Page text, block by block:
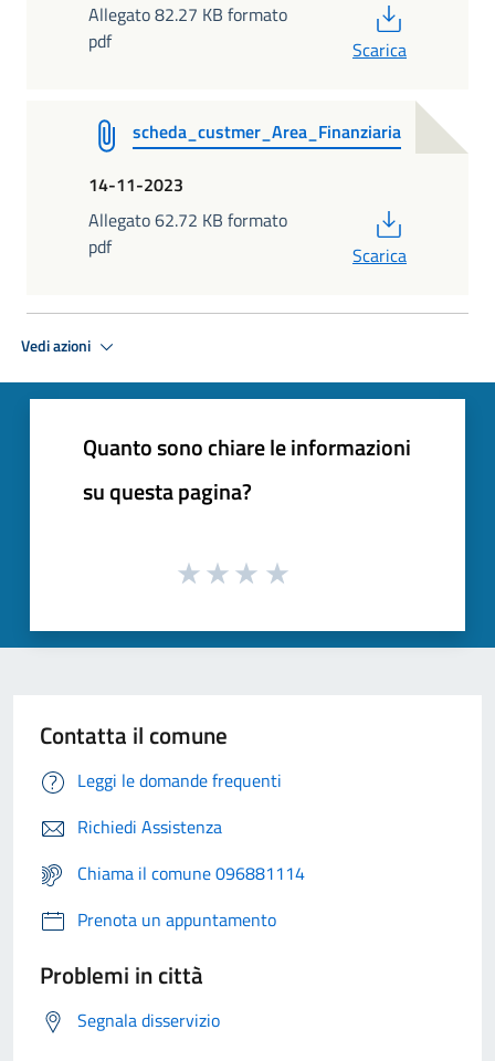
Allegato 82.27 KB formato
pdf
Scarica
scheda_custmer_Area_Finanziaria
14-11-2023
Allegato 62.72 KB formato
pdf
Scarica
Vedi azioni
Quanto sono chiare le informazioni
su questa pagina?
Contatta il comune
Leggi le domande frequenti
Richiedi Assistenza
Chiama il comune 096881114
Prenota un appuntamento
Problemi in città
Segnala disservizio